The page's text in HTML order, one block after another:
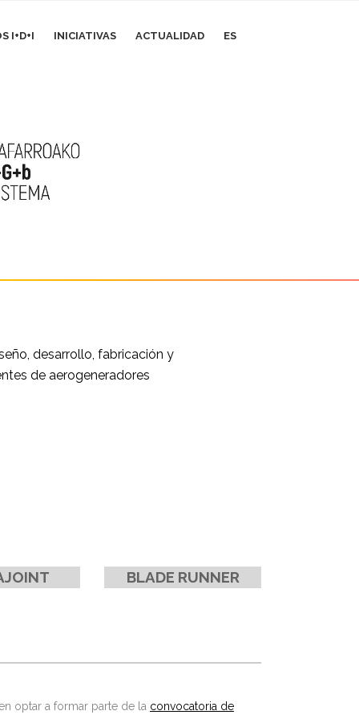
I+D+I INICIATIVAS ACTUALIDAD ES
desarrollo, fabricación y
de aerogeneradores
BLADE RUNNER
optar a formar parte de la convocatoria de